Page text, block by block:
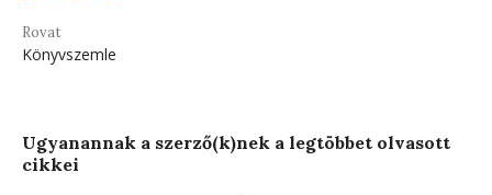
Rovat
Könyvszemle
Ugyanannak a szerző(k)nek a legtöbbet olvasott
cikkei